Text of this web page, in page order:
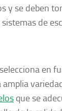
y se deben
de
en
que se